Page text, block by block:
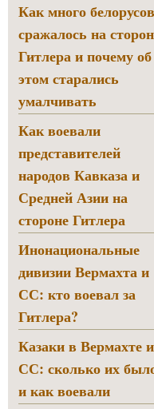
Как много белорусов
сражалось на
Гитлера и почему об
этом старались
умалчивать
Как воевали
представителей
народов Кавказа и
Средней Азии на
стороне Гитлера
Инонациональные
дивизии Вермахта и
СС: кто воевал за
Гитлера?
Казаки в Вермахте и
СС: сколько их
и как воевали